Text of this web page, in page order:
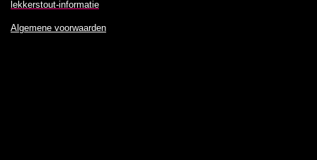
lekkerstout-informatie
Algemene voorwaarden